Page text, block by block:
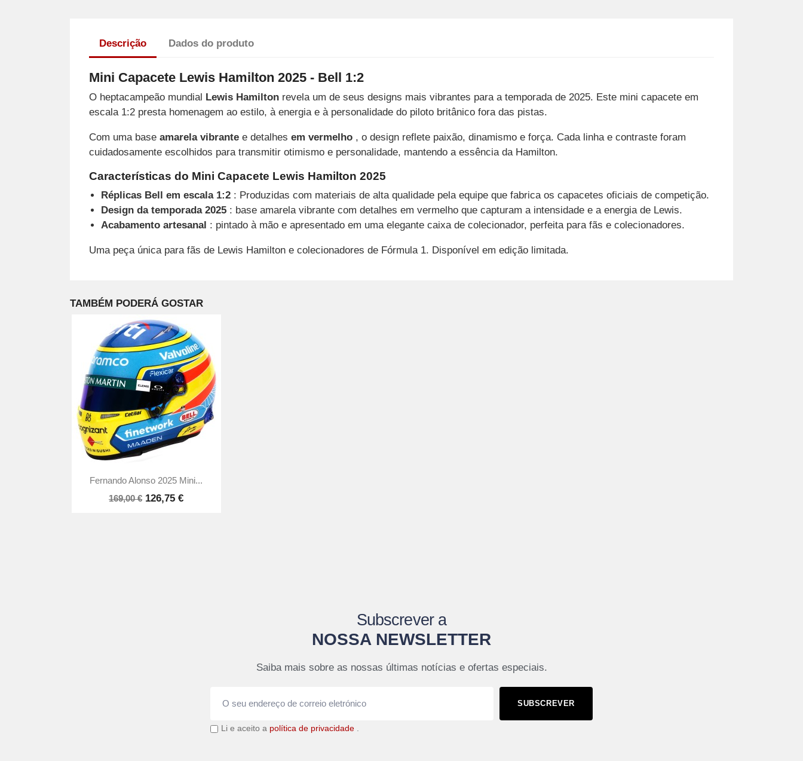
Descrição Dados do produto
Mini Capacete Lewis Hamilton 2025 - Bell 1:2
O heptacampeão mundial Lewis Hamiltonrevela um de seus designs mais vibrantes para a temporada de 2025. Este mini capacete em
escala 1:2 presta homenagem ao estilo, à energia e à personalidade do piloto britânico fora das pistas.
Com uma base amarela vibrantee detalhes em vermelho, o design reflete paixão, dinamismo e força. Cada linha e contraste foram
cuidadosamente escolhidos para transmitir otimismo e personalidade, mantendo a essência da Hamilton.
Características do Mini Capacete Lewis Hamilton 2025
Réplicas Bell em escala 1:2: Produzidas com materiais de alta qualidade pela equipe que fabrica os capacetes oficiais de competição.
Design da temporada 2025: base amarela vibrante com detalhes em vermelho que capturam a intensidade e a energia de Lewis.
Acabamento artesanal : pintado à mão e apresentado em uma elegante caixa de colecionador, perfeita para fãs e colecionadores.
Uma peça única para fãs de Lewis Hamilton e colecionadores de Fórmula 1. Disponível em edição limitada.
TAMBÉM PODERÁ GOSTAR
Vista rápida
Fernando Alonso 2025 Mini...
169,00 € 126,75 €
Subscrever a
NOSSA NEWSLETTER
Saiba mais sobre as nossas últimas notícias e ofertas especiais.
SUBSCREVER
Li e aceito a política de privacidade .